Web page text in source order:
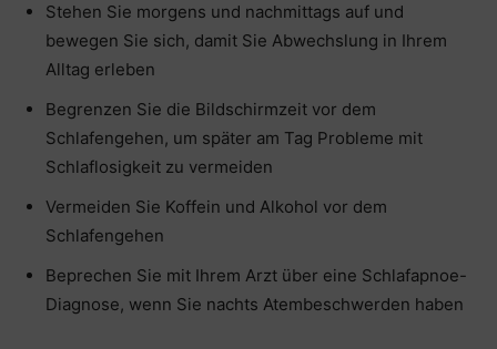
Stehen Sie morgens und nachmittags auf und
bewegen Sie sich, damit Sie Abwechslung in Ihrem
Alltag erleben
Begrenzen Sie die Bildschirmzeit vor dem
Schlafengehen, um später am Tag Probleme mit
Schlaflosigkeit zu vermeiden
Vermeiden Sie Koffein und Alkohol vor dem
Schlafengehen
Beprechen Sie mit Ihrem Arzt über eine Schlafapnoe-
Diagnose, wenn Sie nachts Atembeschwerden haben